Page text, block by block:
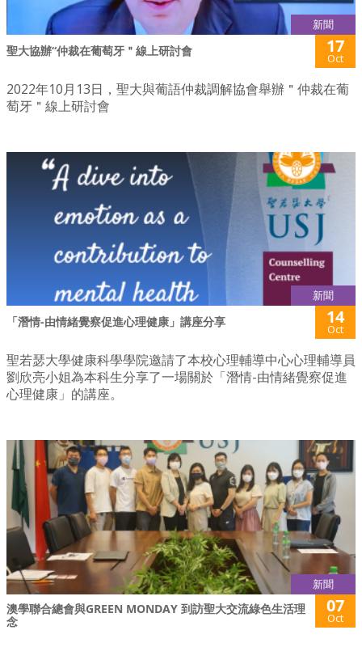
新聞
聖大協辦“仲裁在葡萄牙＂線上研討會 17
Oct
2022年10月13日，聖大與葡語仲裁調解協會舉辦＂仲裁在葡
萄牙＂線上研討會
新聞
「潛情-由情緒覺察促進心理健康」講座分享 14
Oct
聖若瑟大學健康科學學院邀請了本校心理輔導中心心理輔導員
劉欣亮小姐為本科生分享了一場關於「潛情-由情緒覺察促進
心理健康」的講座。
新聞
澳學聯合總會與GREEN MONDAY 到訪聖大交流綠色生活理
念
07
Oct